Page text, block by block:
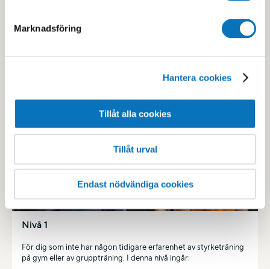
Marknadsföring
Hantera cookies
Tillåt alla cookies
Tillåt urval
Endast nödvändiga cookies
Du får upp till 2 tillfällen med en av våra instruktörer som
träning. Du kommer även att få ett färdigt träningsprogram
Vårt mål är att du ska känna dig bekväm med att träna på vår
gruppträningspass.
Nivå 1
För dig som inte har någon tidigare erfarenhet av styrketräning
på gym eller av gruppträning. I denna nivå ingår: